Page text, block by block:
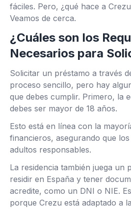
fáciles. Pero, ¿qué hace a
Veamos de cerca.
¿Cuáles son los
Necesarios para
Solicitar un préstamo a través
proceso sencillo, pero hay
que debes cumplir. Primero, la
debes ser mayor de 18 años.
Esto está en línea con la
financieros, asegurando que
adultos responsables.
La residencia también juega un
residir en España y tener
acredite, como un DNI o NIE.
porque Crezu está adaptado a